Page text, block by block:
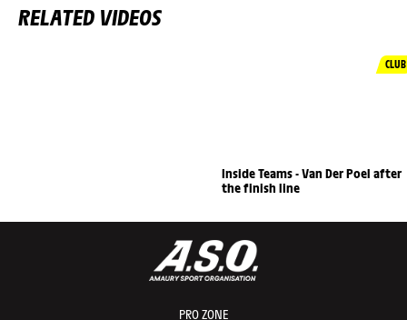
RELATED VIDEOS
CLUB
Inside Teams - Van Der Poel after
the finish line
PRO ZONE